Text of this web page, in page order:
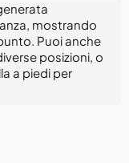
mostrando
Puoi anche
posizioni, o
a piedi per